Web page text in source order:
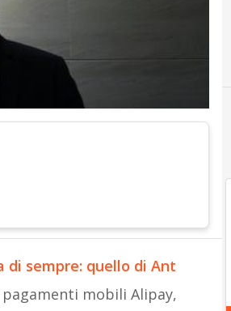
di sempre: quello di Ant
mobili Alipay,